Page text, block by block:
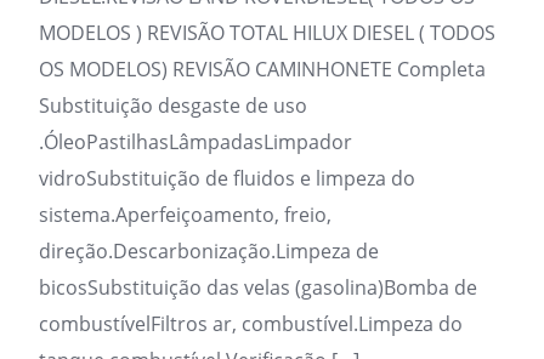
MODELOS ) REVISÃO TOTAL HILUX DIESEL ( TODOS
OS MODELOS) REVISÃO CAMINHONETE Completa
Substituição desgaste de uso
.ÓleoPastilhasLâmpadasLimpador
vidroSubstituição de fluidos e limpeza do
sistema.Aperfeiçoamento, freio,
direção.Descarbonização.Limpeza de
bicosSubstituição das velas (gasolina)Bomba de
combustívelFiltros ar, combustível.Limpeza do